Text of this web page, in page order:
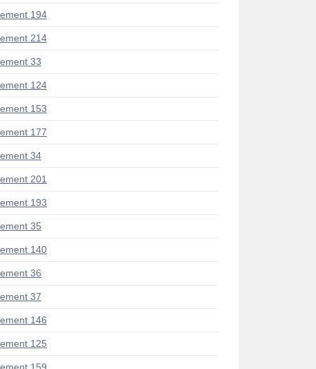
194
214
33
124
153
177
34
201
193
35
140
36
37
146
125